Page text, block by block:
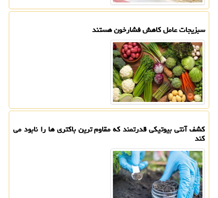
سبزیجات عامل کاهش فشارخون هستند
کشف آنتی بیوتیکی قدرتمند که مقاوم ترین باکتری ها را نابود می
کند